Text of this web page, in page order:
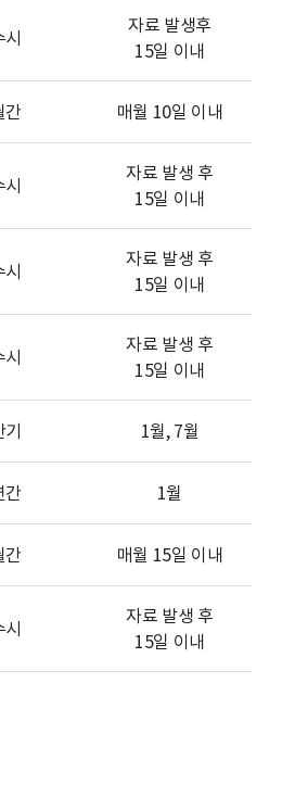
시
자료 발생후
15일 이내
간 매월 10일 이내
시
자료 발생 후
15일 이내
시
자료 발생 후
15일 이내
시
자료 발생 후
15일 이내
1월, 7월
간 1월
간 매월 15일 이내
시
자료 발생 후
15일 이내